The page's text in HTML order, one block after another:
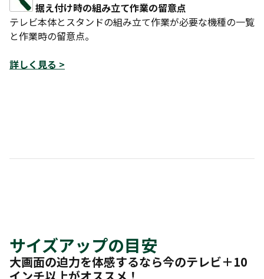
据え付け時の組み立て作業の留意点
テレビ本体とスタンドの組み立て作業が必要な機種の一覧
と作業時の留意点。
詳しく見る >
サイズアップの目安
大画面の迫力を体感するなら今のテレビ＋10